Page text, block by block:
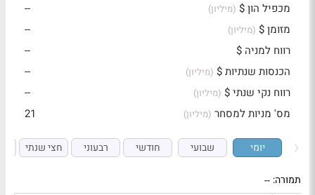
מכפיל הון $ (מיליון)
--
מזומן $ (מיליון)
--
רווח למניה $
--
הכנסות שנתיות $ (מיליון)
--
רווח נקי שנתי $ (מיליון)
--
מס' מניות למסחר (מיליון) 21
יומי שבועי חודשי רבעוני חצי שנתי
תמורה: --